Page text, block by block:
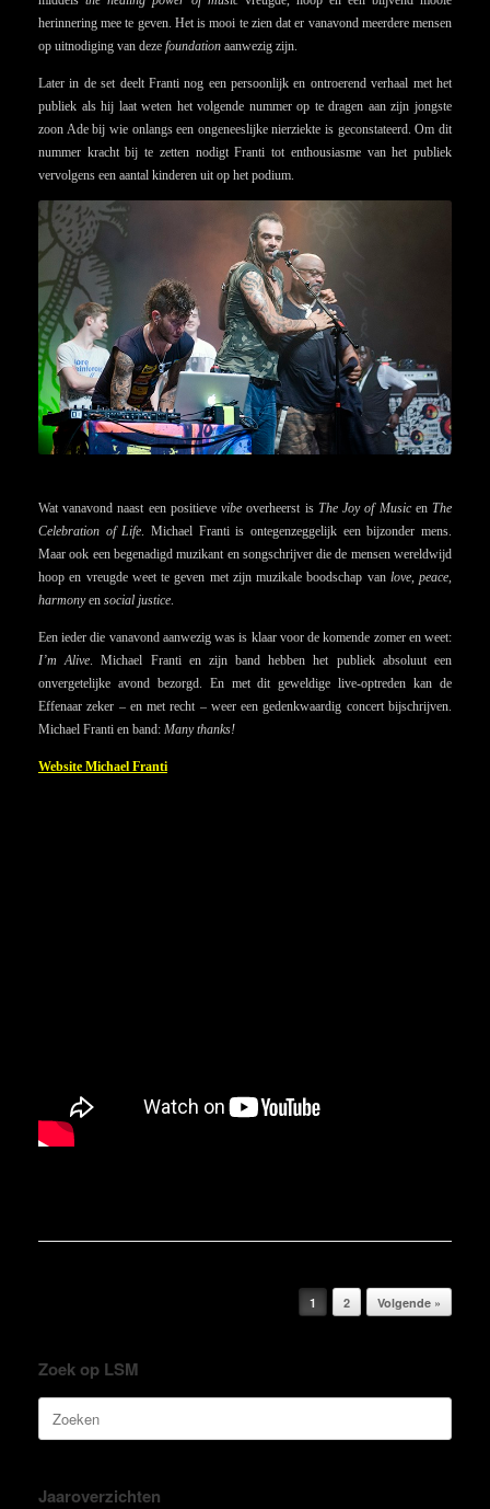
herinnering mee te geven. Het is mooi te zien dat er vanavond meerdere mensen
op uitnodiging van deze foundation aanwezig zijn.
Later in de set deelt Franti nog een persoonlijk en ontroerend verhaal met het
publiek als hij laat weten het volgende nummer op te dragen aan zijn jongste
zoon Ade bij wie onlangs een ongeneeslijke nierziekte is geconstateerd. Om dit
nummer kracht bij te zetten nodigt Franti tot enthousiasme van het publiek
vervolgens een aantal kinderen uit op het podium.
Wat vanavond naast een positievevibe overheerst is The Joy of MusicenThe
Celebration of Life . Michael Franti is ontegenzeggelijk een bijzonder mens.
Maar ook een begenadigd muzikant en songschrijver die de mensen wereldwijd
hoop en vreugde weet te geven met zijn muzikale boodschap van love, peace,
harmonyen social justice
Een ieder die vanavond aanwezig was is klaar voor de komende zomer en weet:
I’m Alive . Michael Franti en zijn band hebben het publiek absoluut een
onvergetelijke avond bezorgd. En met dit geweldige live-optreden kan de
Effenaar zeker – en met recht – weer een gedenkwaardig concert bijschrijven.
Michael Franti en band: Many thanks!
Website Michael Franti
1 2 Volgende »
Zoek op LSM
Zoeken
naar:
Jaaroverzichten